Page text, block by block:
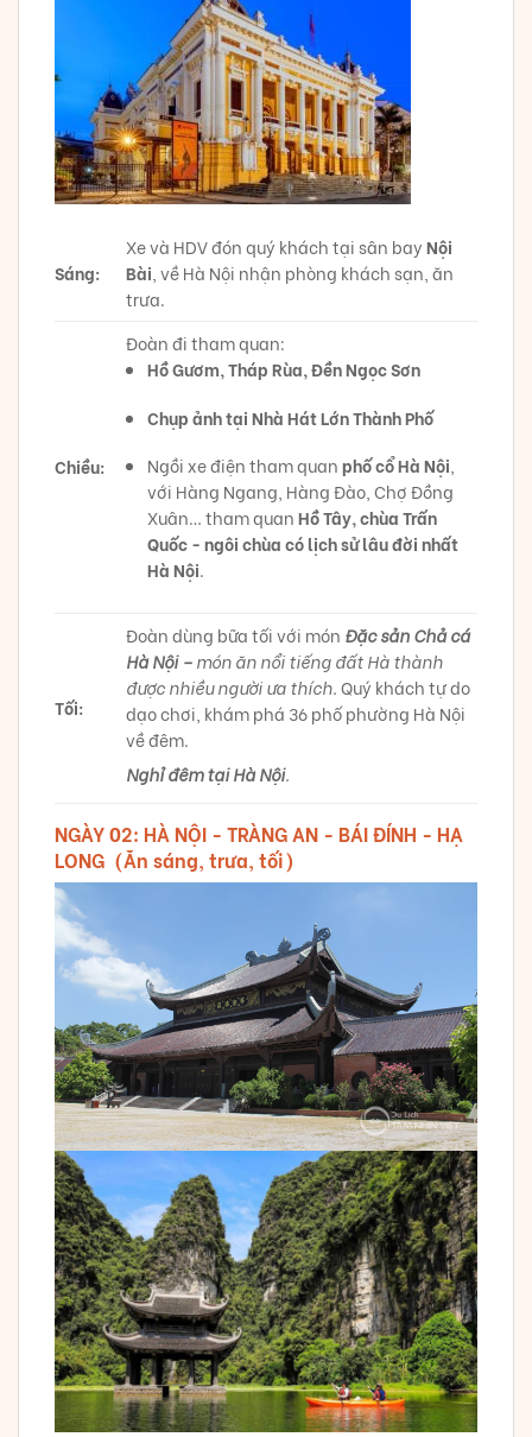
Sáng:
Xe và HDV đón quý khách tại sân bayNội
Bài, về Hà Nội nhận phòng khách sạn, ăn
trưa.
Chiều:
Đoàn đi tham quan:
Hồ Gươm, Tháp Rùa, Đền Ngọc Sơn
Chụp ảnh tại Nhà Hát Lớn Thành Phố
Ngồi xe điện tham quanphố cổ Hà Nội
với Hàng Ngang, Hàng Đào, Chợ Đồng
Xuân… tham quanHồ Tây, chùa Trấn
Quốc - ngôi chùa có lịch sử lâu đời nhất
Hà Nội.
Tối:
Đoàn dùng bữa tối với món Đặc sản Chả cá
Hà Nội –món ăn nổi tiếng đất Hà thành
được nhiều người ưa thích.Quý khách tự do
dạo chơi, khám phá 36 phố phường Hà Nội
về đêm.
Nghỉ đêm tại Hà Nội.
NGÀY 02: HÀ NỘI - TRÀNG AN - BÁI ĐÍNH - HẠ
LONG (Ăn sáng, trưa, tối)